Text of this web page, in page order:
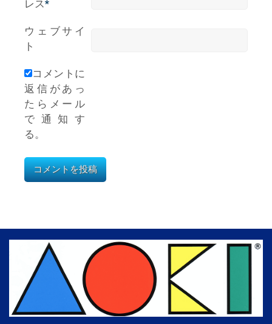
レス*
ウェブサイ
ト
コメントに
返信があっ
たらメール
で通知す
る。